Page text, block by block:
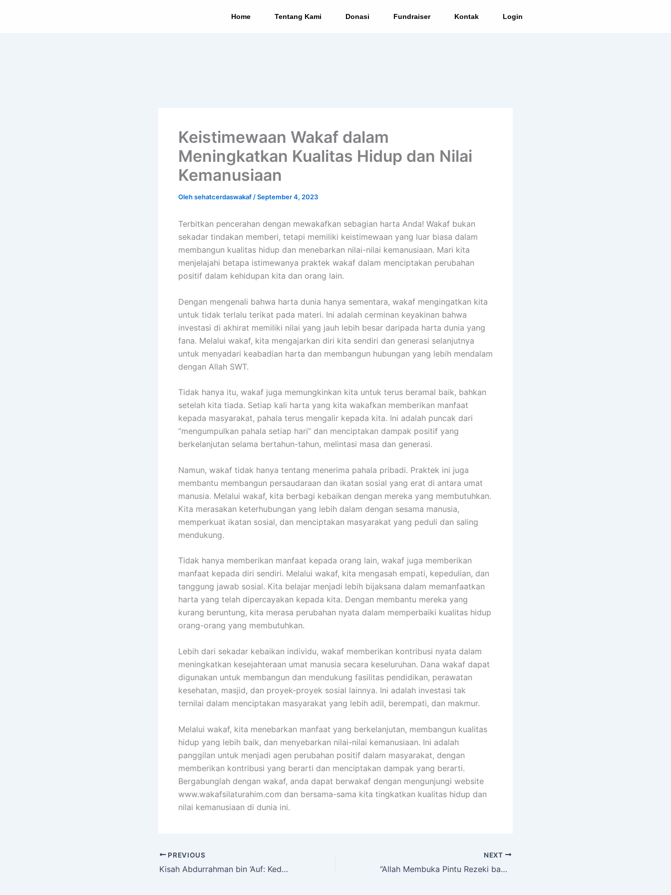
Home Tentang Kami Donasi Fundraiser Kontak Login
Keistimewaan Wakaf dalam
Meningkatkan Kualitas Hidup dan Nilai
Kemanusiaan
Olehsehatcerdaswakaf /September 4, 2023
Terbitkan pencerahan dengan mewakafkan sebagian harta Anda! Wakaf bukan
sekadar tindakan memberi, tetapi memiliki keistimewaan yang luar biasa dalam
membangun kualitas hidup dan menebarkan nilai-nilai kemanusiaan. Mari kita
menjelajahi betapa istimewanya praktek wakaf dalam menciptakan perubahan
positif dalam kehidupan kita dan orang lain.
Dengan mengenali bahwa harta dunia hanya sementara, wakaf mengingatkan kita
untuk tidak terlalu terikat pada materi. Ini adalah cerminan keyakinan bahwa
investasi di akhirat memiliki nilai yang jauh lebih besar daripada harta dunia yang
fana. Melalui wakaf, kita mengajarkan diri kita sendiri dan generasi selanjutnya
untuk menyadari keabadian harta dan membangun hubungan yang lebih mendalam
dengan Allah SWT.
Tidak hanya itu, wakaf juga memungkinkan kita untuk terus beramal baik, bahkan
setelah kita tiada. Setiap kali harta yang kita wakafkan memberikan manfaat
kepada masyarakat, pahala terus mengalir kepada kita. Ini adalah puncak dari
“mengumpulkan pahala setiap hari” dan menciptakan dampak positif yang
berkelanjutan selama bertahun-tahun, melintasi masa dan generasi.
Namun, wakaf tidak hanya tentang menerima pahala pribadi. Praktek ini juga
membantu membangun persaudaraan dan ikatan sosial yang erat di antara umat
manusia. Melalui wakaf, kita berbagi kebaikan dengan mereka yang membutuhkan.
Kita merasakan keterhubungan yang lebih dalam dengan sesama manusia,
memperkuat ikatan sosial, dan menciptakan masyarakat yang peduli dan saling
mendukung.
Tidak hanya memberikan manfaat kepada orang lain, wakaf juga memberikan
manfaat kepada diri sendiri. Melalui wakaf, kita mengasah empati, kepedulian, dan
tanggung jawab sosial. Kita belajar menjadi lebih bijaksana dalam memanfaatkan
harta yang telah dipercayakan kepada kita. Dengan membantu mereka yang
kurang beruntung, kita merasa perubahan nyata dalam memperbaiki kualitas hidup
orang-orang yang membutuhkan.
Lebih dari sekadar kebaikan individu, wakaf memberikan kontribusi nyata dalam
meningkatkan kesejahteraan umat manusia secara keseluruhan. Dana wakaf dapat
digunakan untuk membangun dan mendukung fasilitas pendidikan, perawatan
kesehatan, masjid, dan proyek-proyek sosial lainnya. Ini adalah investasi tak
ternilai dalam menciptakan masyarakat yang lebih adil, berempati, dan makmur.
Melalui wakaf, kita menebarkan manfaat yang berkelanjutan, membangun kualitas
hidup yang lebih baik, dan menyebarkan nilai-nilai kemanusiaan. Ini adalah
panggilan untuk menjadi agen perubahan positif dalam masyarakat, dengan
memberikan kontribusi yang berarti dan menciptakan dampak yang berarti.
Bergabunglah dengan wakaf, anda dapat berwakaf dengan mengunjungi website
www.wakafsilaturahim.com dan bersama-sama kita tingkatkan kualitas hidup dan
nilai kemanusiaan di dunia ini.
PREVIOUS
Kisah Abdurrahman bin ‘Auf: Kedermawanan yang Membawa Keberkahan
NEXT
“Allah Membuka Pintu Rezeki bagi yang Bersedekah”